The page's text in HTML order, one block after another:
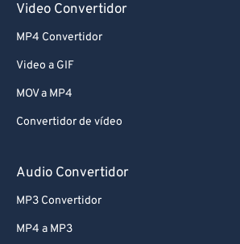
Video Convertidor
MP4 Convertidor
Video a GIF
MOV a MP4
Convertidor de vídeo
Audio Convertidor
MP3 Convertidor
MP4 a MP3